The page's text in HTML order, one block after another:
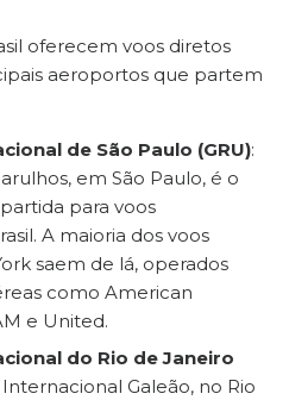
oferecem voos diretos
aeroportos que partem
de São Paulo (GRU):
em São Paulo, é o
para voos
A maioria dos voos
saem de lá, operados
como American
e United.
do Rio de Janeiro
Galeão, no Rio